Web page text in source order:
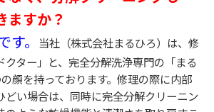
ますか？
。
当社（株式会社まるひろ）は、修
クター」と、完全分解洗浄専門の「まる
顔を持っております。修理の際に内部
どい場合は、同時に完全分解クリーニン